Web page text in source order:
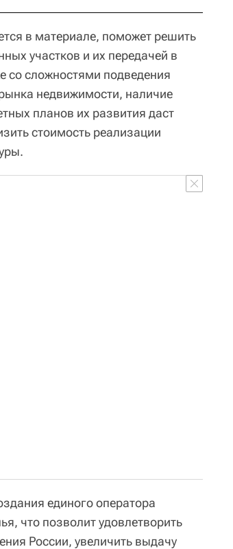
в материале, поможет решить
участков и их передачей в
со сложностями подведения
недвижимости, наличие
планов их развития даст
стоимость реализации
единого оператора
что позволит удовлетворить
России, увеличить выдачу